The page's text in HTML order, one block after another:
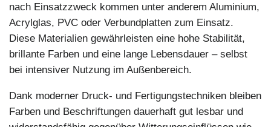
nach Einsatzzweck kommen unter anderem Aluminium,
Acrylglas, PVC oder Verbundplatten zum Einsatz.
Diese Materialien gewährleisten eine hohe Stabilität,
brillante Farben und eine lange Lebensdauer – selbst
bei intensiver Nutzung im Außenbereich.
Dank moderner Druck- und Fertigungstechniken bleiben
Farben und Beschriftungen dauerhaft gut lesbar und